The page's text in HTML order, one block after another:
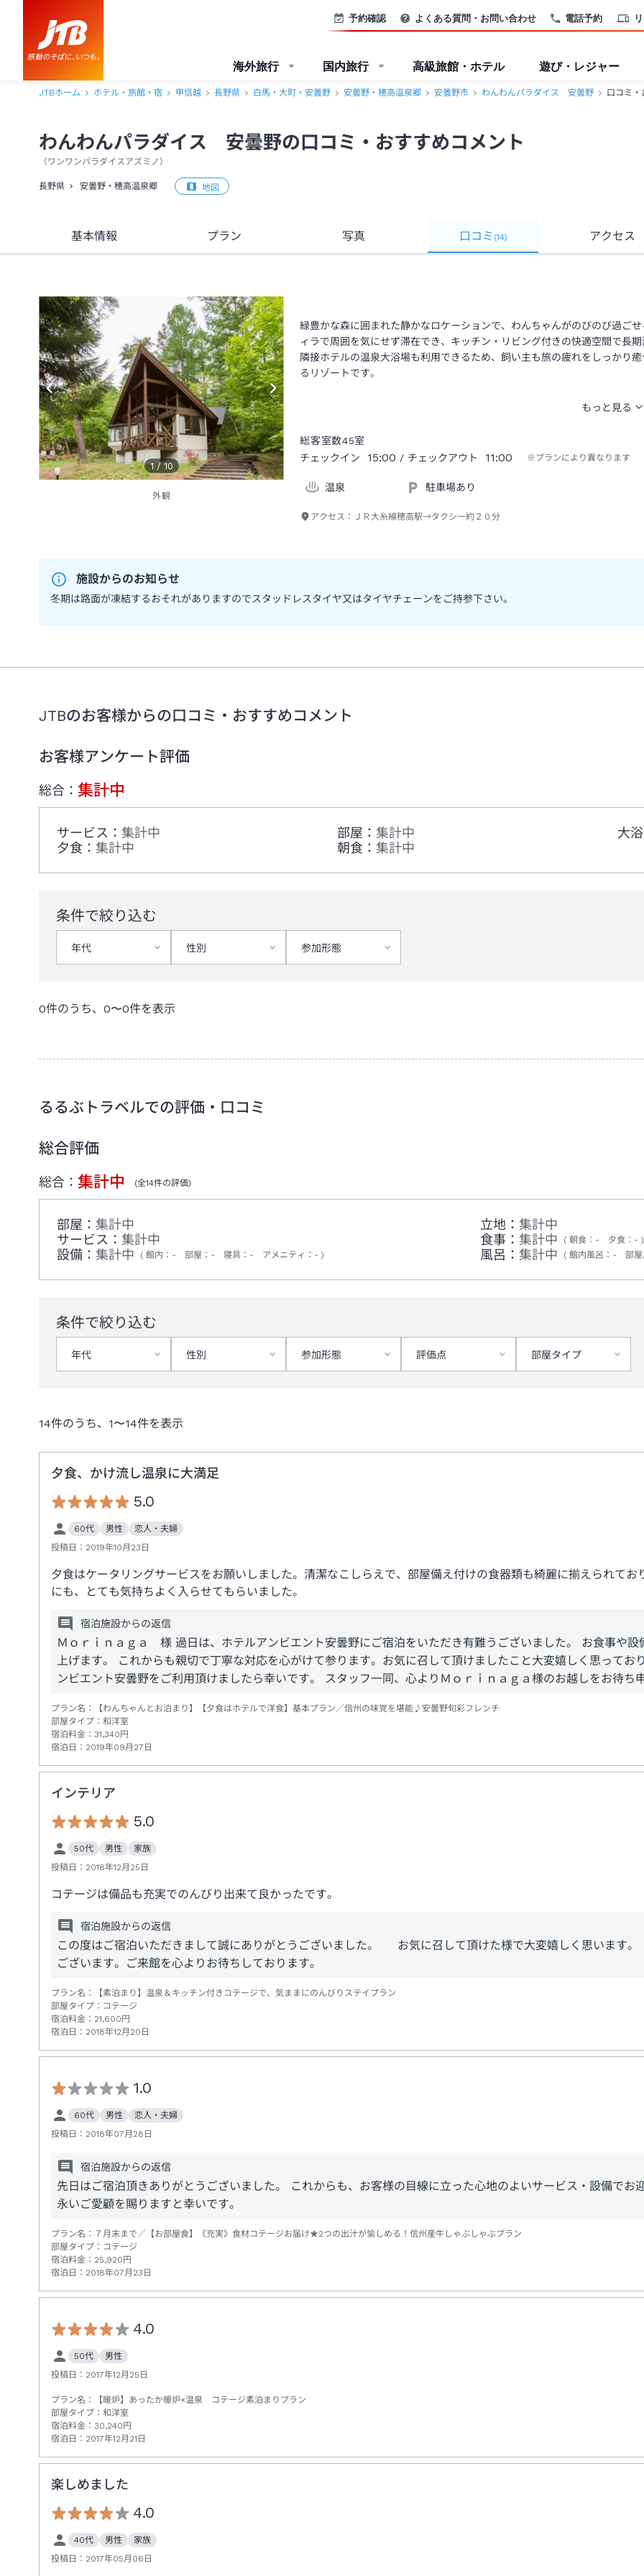
電話予約
予約確認 よくある質問・お問い合わせ
海外旅行 国内旅行 高級旅館・ホテル 遊び・レジャー
JTBホーム ホテル・旅館・宿 甲信越 長野県 白馬・大町・安曇野 安曇野・穂高温泉郷 安曇野市 わんわんパラダイス 安曇野 口コミ・
わんわんパラダイス 安曇野の口コミ・おすすめコメント
（ワンワンパラダイスアズミノ ）
長野県 安曇野・穂高温泉郷 地図
基本情報 プラン 写真 口コミ (14) アクセス
1 /10
外観
緑豊かな森に囲まれた静かなロケーションで、わんちゃんがのびのび過ご
ィラで周囲を気にせず滞在でき、キッチン・リビング付きの快適空間で長
隣接ホテルの温泉大浴場も利用できるため、飼い主も旅の疲れをしっかり
るリゾートです。
総客室数45室
チェックイン
15:00 / チェックアウト 11:00 ※プランにより異なります
温泉 駐車場あり
アクセス： ＪＲ大糸線穂高駅→タクシー約２０分
施設からのお知らせ
冬期は路面が凍結するおそれがありますのでスタッドレスタイヤ又はタイヤチェーンをご持参下さい。
JTBのお客様からの口コミ・おすすめコメント
お客様アンケート評価
総合： 集計中
サービス ： 集計中 部屋 ： 集計中 大
夕食 ： 集計中 朝食 ： 集計中
条件で絞り込む
年代 性別 参加形態
0件のうち、 0〜0件を表示
るるぶトラベルでの評価・口コミ
総合評価
総合： 集計中 (全14件の評価)
部屋： 集計中 立地： 集計中
サービス： 集計中 食事： 集計中 朝食 ： - 夕食 ： -
設備： 集計中 館内 ： - 部屋 ： - 寝具 ： - アメニティ ： - 風呂： 集計中 館内風呂 ： - 部屋
条件で絞り込む
年代 性別 参加形態 評価点 部屋タイプ
14件のうち、 1〜14件を表示
夕食、かけ流し温泉に大満足
5.0
60代 男性
恋人・夫婦
投稿日： 2019年10月23日
夕食はケータリングサービスをお願いしました。清潔なこしらえで、部屋備え付けの食器類も綺麗に揃えられて
にも、とても気持ちよく入らせてもらいました。
宿泊施設からの返信
Ｍｏｒｉｎａｇａ 様 過日は、ホテルアンビエント安曇野にご宿泊をいただき有難うございました。 お食事や
上げます。 これからも親切で丁寧な対応を心がけて参ります。お気に召して頂けましたこと大変嬉しく思ってお
ンビエント安曇野をご利用頂けましたら幸いです。 スタッフ一同、心よりＭｏｒｉｎａｇａ様のお越しをお待
プラン名：
【わんちゃんとお泊まり】【夕食はホテルで洋食】基本プラン／信州の味覚を堪能♪安曇野旬彩フレンチ
部屋タイプ： 和洋室
宿泊料金： 31,340 円
宿泊日： 2019年09月27日
インテリア
5.0
50代 男性
家族
投稿日： 2018年12月25日
コテージは備品も充実でのんびり出来て良かったです。
宿泊施設からの返信
この度はご宿泊いただきまして誠にありがとうございました。 お気に召して頂けた様で大変嬉しく思います。
ございます。ご来館を心よりお待ちしております。
プラン名：
【素泊まり】温泉＆キッチン付きコテージで、気ままにのんびりステイプラン
部屋タイプ： コテージ
宿泊料金： 21,600 円
宿泊日： 2018年12月20日
1.0
60代 男性
恋人・夫婦
投稿日： 2018年07月28日
宿泊施設からの返信
先日はご宿泊頂きありがとうございました。 これからも、お客様の目線に立った心地のよいサービス・設備で
永いご愛顧を賜りますと幸いです。
プラン名： ７月末まで／【お部屋食】《充実》食材コテージお届け★2つの出汁が愉しめる！信州産牛しゃぶしゃぶプラン
部屋タイプ： コテージ
宿泊料金： 25,920 円
宿泊日： 2018年07月23日
4.0
50代
男性
投稿日： 2017年12月25日
プラン名：
【暖炉】あったか暖炉×温泉 コテージ素泊まりプラン
部屋タイプ： 和洋室
宿泊料金： 30,240 円
宿泊日： 2017年12月21日
楽しめました
4.0
40代 男性
家族
投稿日： 2017年05月06日